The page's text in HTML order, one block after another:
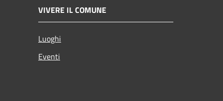
VIVERE IL COMUNE
Luoghi
Eventi